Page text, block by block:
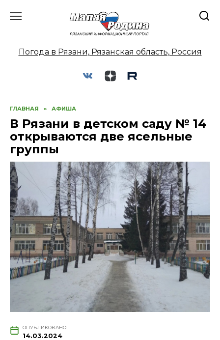
Погода в Рязани, Рязанская область, Россия
ГЛАВНАЯ » АФИША
В Рязани в детском саду № 14
открываются две ясельные
группы
ОПУБЛИКОВАНО
14.03.2024